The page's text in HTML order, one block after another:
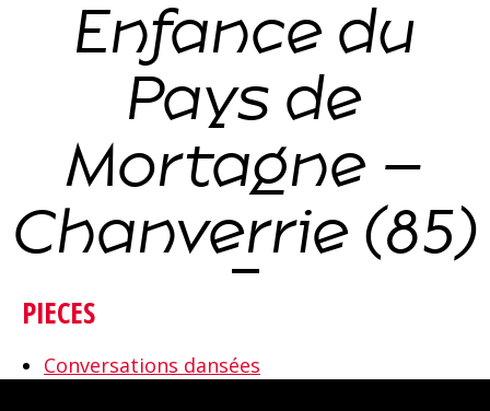
Enfance du
Pays de
Mortagne –
Chanverrie (85)
PIECES
Conversations dansées